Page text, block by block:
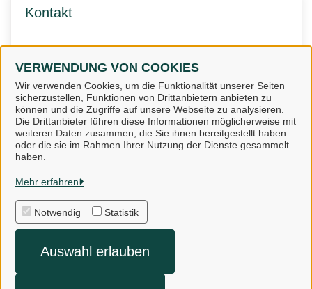
VERWENDUNG VON COOKIES
Wir verwenden Cookies, um die Funktionalität unserer Seiten
sicherzustellen, Funktionen von Drittanbietern anbieten zu
können und die Zugriffe auf unsere Webseite zu analysieren.
Die Drittanbieter führen diese Informationen möglicherweise mit
weiteren Daten zusammen, die Sie ihnen bereitgestellt haben
oder die sie im Rahmen Ihrer Nutzung der Dienste gesammelt
haben.
Mehr erfahren
Notwendig Statistik
Auswahl erlauben
Kontakt
Fachdienst 5 - Abt. 5.4
Güterkraftverkehr
Landkreis Osnabrück
Alle Rechte vorbehalten